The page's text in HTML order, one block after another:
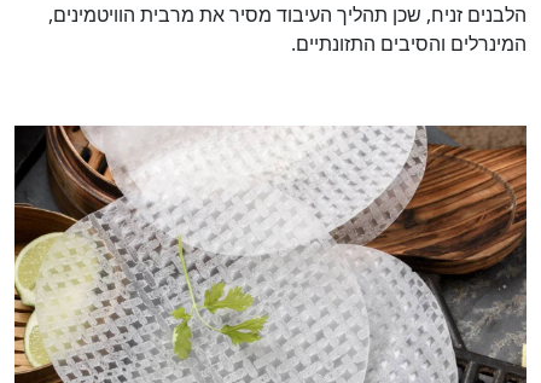
הלבנים זניח, שכן תהליך העיבוד מסיר את מרבית הוויטמינים,
המינרלים והסיבים התזונתיים.